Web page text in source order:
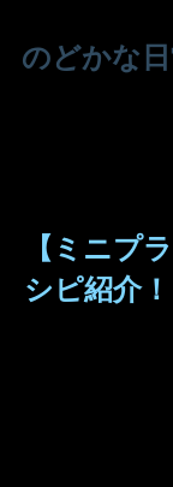
のどかな
【ミニプ
シピ紹介！